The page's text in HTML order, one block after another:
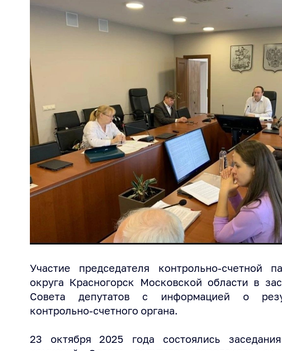
Участие председателя контрольно-счетной
округа Красногорск Московской области в
Совета депутатов с информацией о
контрольно-счетного органа.
23 октября 2025 года состоялись